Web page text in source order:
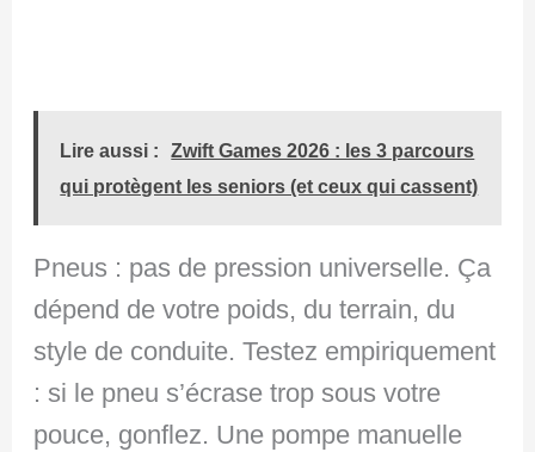
Lire aussi :
Zwift Games 2026 : les 3 parcours
qui protègent les seniors (et ceux qui cassent)
Pneus : pas de pression universelle. Ça
dépend de votre poids, du terrain, du
style de conduite. Testez empiriquement
: si le pneu s’écrase trop sous votre
pouce, gonflez. Une pompe manuelle